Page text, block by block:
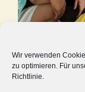
Wir verwenden
zu optimieren. Für
Richtlinie.
Fotos: Herr Lars